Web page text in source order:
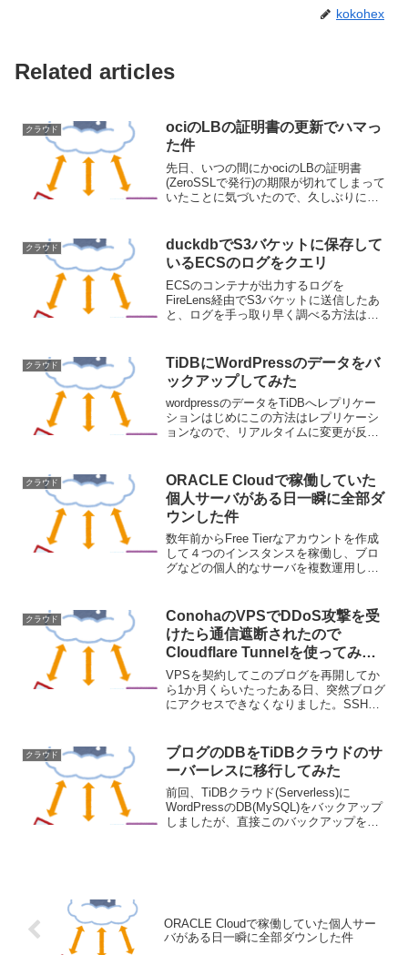
kokohex
Related articles
クラウド
ociのLBの証明書の更新でハマっ
た件
先日、いつの間にかociのLBの証明書
(ZeroSSLで発行)の期限が切れてしまって
いたことに気づいたので、久しぶりに
クセスできなくなってしまいました。
色々調...
クラウド
duckdbでS3バケットに保存して
いるECSのログをクエリ
ECSのコンテナが出力するログを
FireLens経由でS3バケットに送信したあ
と、ログを手っ取り早く調べる方法はな
す。docker-compose.ymlは以下の通...
クラウド
TiDBにWordPressのデータをバ
ックアップしてみた
wordpressのデータをTiDBへレプリケー
ションはじめにこの方法はレプリケーシ
ョンなので、リアルタイムに変更が反映
TiDB Cloud Dedicat...
クラウド
ORACLE Cloudで稼働していた
個人サーバがある日一瞬に全部ダ
ウンした件
数年前からFree Tierなアカウントを作成
して４つのインスタンスを稼働し、ブロ
グなどの個人的なサーバを複数運用して
のダッシュボードで確認しようとした
ら、各リソー...
クラウド
ConohaのVPSでDDoS攻撃を受
けたら通信遮断されたので
Cloudflare Tunnelを使ってみた
件
VPSを契約してこのブログを再開してか
ら1か月くらいたったある日、突然ブログ
にアクセスできなくなりました。SSHで
らVPSは問題なく立ち上がっています。
最初は何が起...
クラウド
ブログのDBをTiDBクラウドのサ
ーバーレスに移行してみた
前回、TiDBクラウド(Serverless)に
WordPressのDB(MySQL)をバックアップ
しましたが、直接このバックアップを使
ORACLE Cloudで稼働していた個人サー
バがある日一瞬に全部ダウンした件